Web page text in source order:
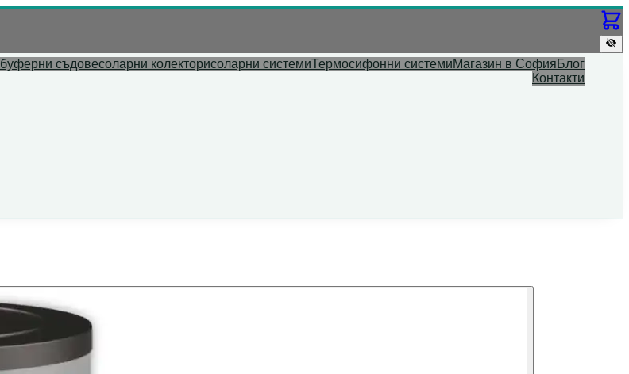
буферни съдовесоларни колекторисоларни системиТермосифонни системиМагазин в София Блог
Контакти